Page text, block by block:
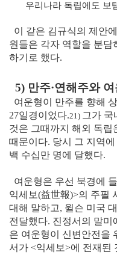
우리나라 독립에도 보
이 같은 김규식의 제안
원들은 각자 역할을 분담
하기로 했다.
5) 만주·연해주와 여
여운형이 만주를 향해
27일경이었다.21) 그가 국
것은 그때까지 해외 독립
때문이다. 당시 그 지역
백 수십만 명에 달했다.
여운형은 우선 북경에
익세보(益世報)>의 주필
대해 말하고, 윌슨 미국
전달했다. 진정서의 말미
은 여운형이 신변안전을
서가 <익세보>에 전재된